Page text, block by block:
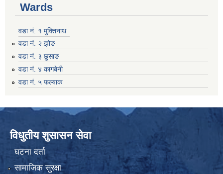
Wards
वडा नं. १ मुक्तिनाथ
वडा नं. २ झोङ
वडा नं. ३ छुसाङ
वडा नं. ४ कागबेनी
वडा नं. ५ फल्याक
विधुतीय शुसासन सेवा
घटना दर्ता
सामाजिक सुरक्षा